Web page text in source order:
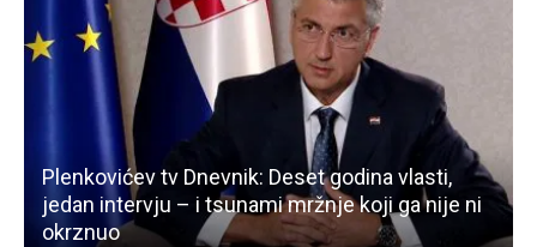
Plenkovićev tv Dnevnik: Deset godina vlasti,
jedan intervju – i tsunami mržnje koji ga nije ni
okrznuo